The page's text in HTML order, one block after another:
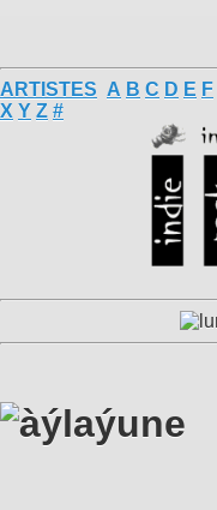
ARTISTES A B C D E F
X Y Z #